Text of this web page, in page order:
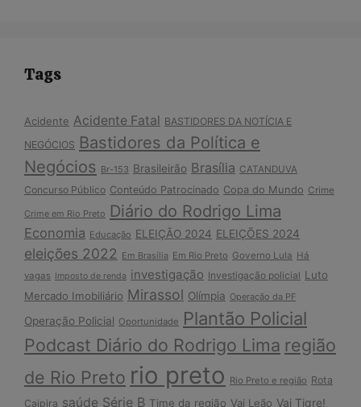
Tags
Acidente Acidente Fatal BASTIDORES DA NOTÍCIA E
NEGÓCIOS Bastidores da Política e
Negócios Br-153 Brasileirão Brasília CATANDUVA
Concurso Público Conteúdo Patrocinado Copa do Mundo Crime
Crime em Rio Preto Diário do Rodrigo Lima
Economia Educação ELEIÇÃO 2024 ELEIÇÕES 2024
eleições 2022 Em Brasília Em Rio Preto Governo Lula Há
vagas Imposto de renda investigação Investigação policial Luto
Mercado Imobiliário Mirassol Olímpia Operação da PF
Operação Policial Oportunidade Plantão Policial
Podcast Diário do Rodrigo Lima região
de Rio Preto rio preto Rio Preto e região Rota
Caipira saúde Série B Time da região Vai Leão Vai Tigre!